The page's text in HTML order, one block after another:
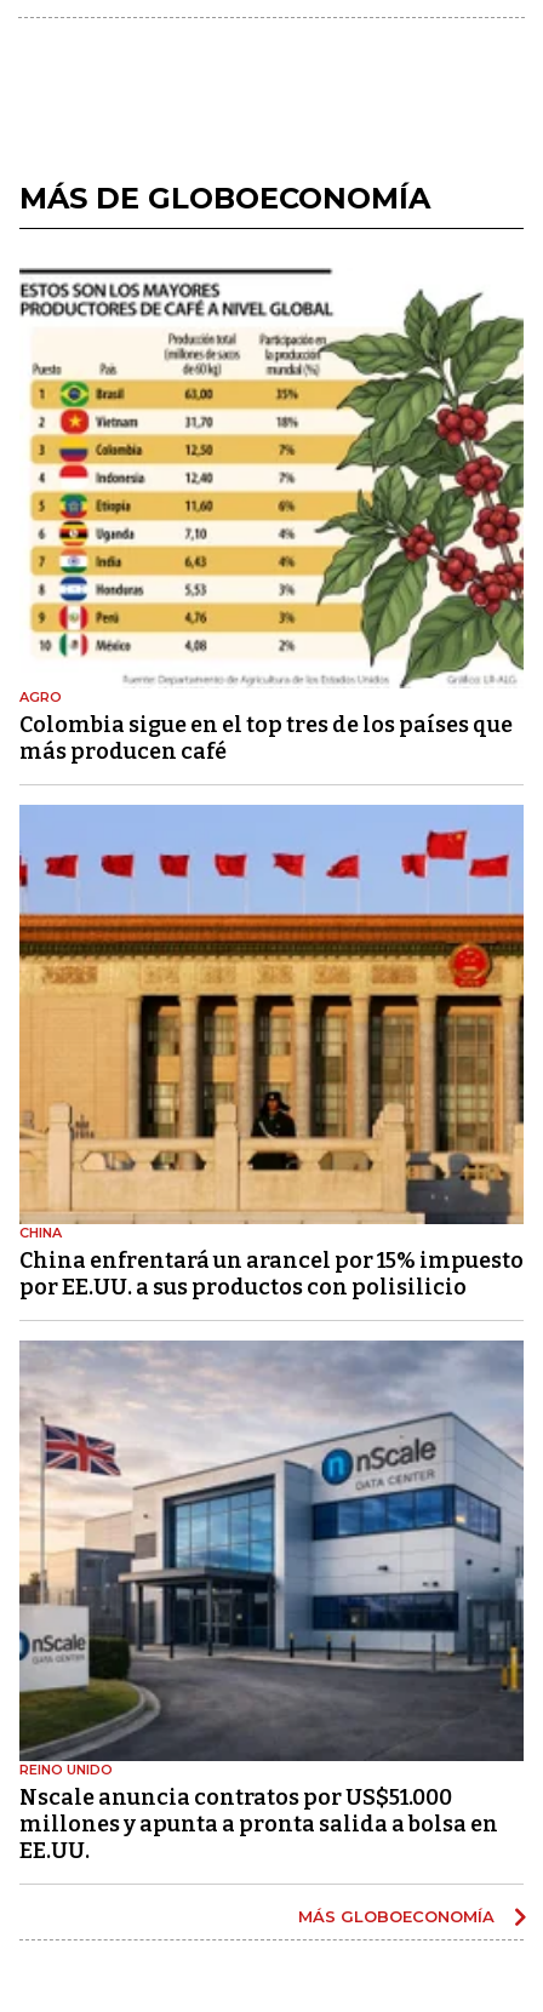
MÁS DE GLOBOECONOMÍA
AGRO
Colombia sigue en el top tres de los países que
más producen café
CHINA
China enfrentará un arancel por 15% impuesto
por EE.UU. a sus productos con polisilicio
REINO UNIDO
Nscale anuncia contratos por US$51.000
millones y apunta a pronta salida a bolsa en
EE.UU.
MÁS GLOBOECONOMÍA